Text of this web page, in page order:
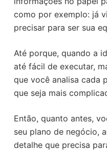
como por exemplo: já
precisar para ser sua
Até porque, quando a
até fácil de executar,
que você analisa cada
que seja mais
Então, quanto antes,
seu plano de negócio,
detalhe que precisa